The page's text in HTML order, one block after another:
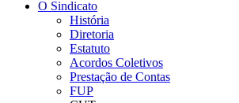
O Sindicato
História
Diretoria
Estatuto
Acordos Coletivos
Prestação de Contas
FUP